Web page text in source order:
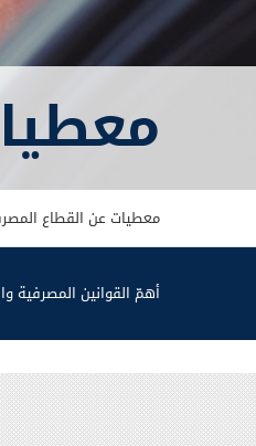
معطيات عن القطاع
أهمّ القوانين المصرفية